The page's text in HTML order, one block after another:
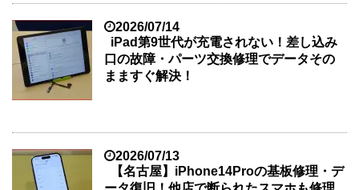
2026/07/14
iPad第9世代が充電されない！差し込み
口の故障・パーツ交換修理でデータその
まますぐ解決！
2026/07/13
【名古屋】iPhone14Proの基板修理・デ